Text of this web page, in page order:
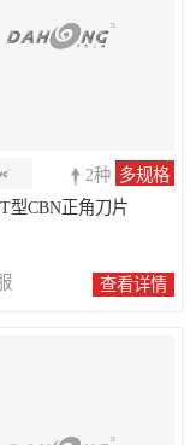
2种 多规格
型CBN正角刀片
查看详情